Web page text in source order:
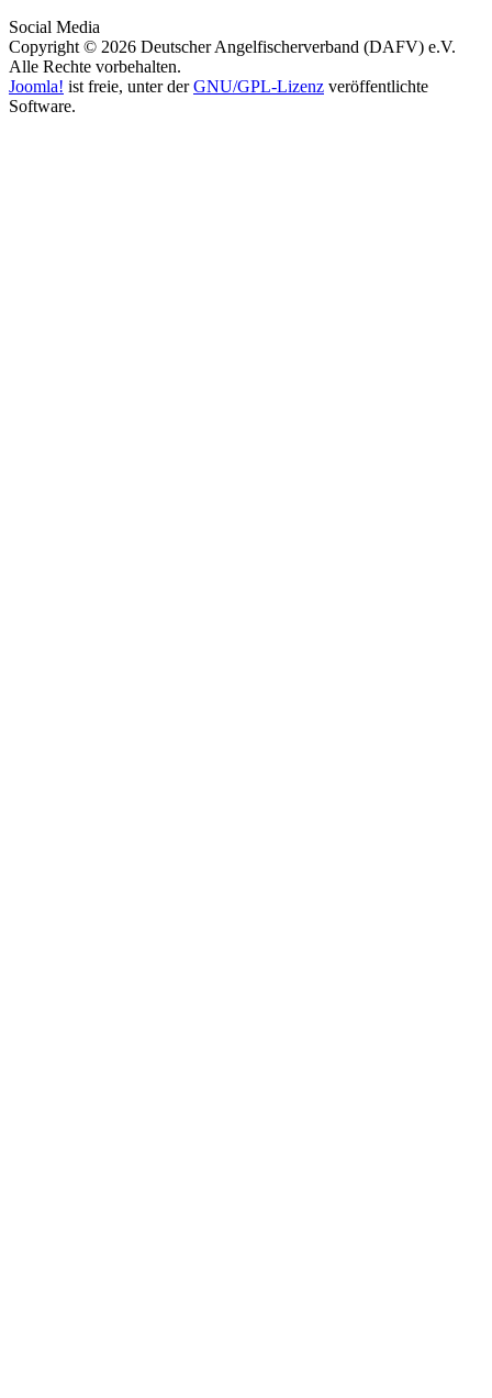
Social Media
Copyright © 2026 Deutscher Angelfischerverband (DAFV) e.V.
Alle Rechte vorbehalten.
Joomla! ist freie, unter derGNU/GPL-Lizenz veröffentlichte
Software.